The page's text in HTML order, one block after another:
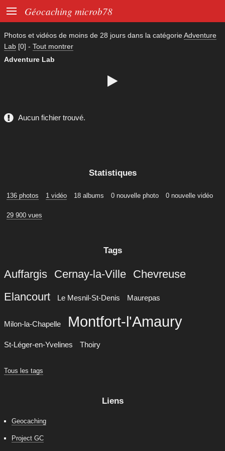
 Géocaching microb78
Photos et vidéos de moins de 28 jours dans la catégorieAdventure
Lab [0] - Tout montrer
Adventure Lab

Aucun fichier trouvé.
Statistiques
136 photos 1 vidéo 18 albums 0 nouvelle photo 0 nouvelle vidéo
29 900 vues
Tags
Auffargis Cernay-la-Ville
Chevreuse
Elancourt
Le Mesnil-St-Denis Maurepas
Milon-la-Chapelle Montfort-l'Amaury
St-Léger-en-Yvelines Thoiry
Tous les tags
Liens
Geocaching
Project GC